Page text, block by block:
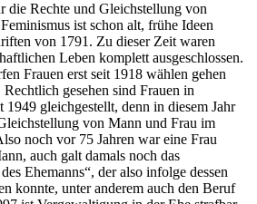
die Rechte und Gleichstellung von
ist schon alt, frühe Ideen
von 1791. Zu dieser Zeit waren
Leben komplett ausgeschlossen.
Frauen erst seit 1918 wählen gehen
gesehen sind Frauen in
1949 gleichgestellt, denn in diesem Jahr
von Mann und Frau im
noch vor 75 Jahren war eine Frau
auch galt damals noch das
Ehemanns“, der also infolge dessen
konnte, unter anderem auch den Beruf